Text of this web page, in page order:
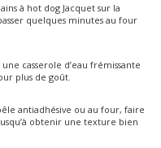
à hot dog Jacquet sur la
quelques minutes au four
une casserole d’eau frémissante
plus de goût.
antiadhésive ou au four, faire
obtenir une texture bien